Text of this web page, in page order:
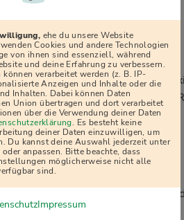
im Monat, abends)
Jahr verteilen
haben Familie. Dienstpläne,
Beruf und Privatleben in aller
dich kein Geld – im Gegenteil,
ehe du unsere Website
Cookies und andere Technologien
von ihnen sind essenziell, während
und deine Erfahrung zu verbessern.
können verarbeitet werden (z. B. IP-
Anzeigen und Inhalte oder die
Inhalten. Dabei können Daten
Union übertragen und dort verarbeitet
über die Verwendung deiner Daten
. Es besteht keine
deiner Daten einzuwilligen, um
Du kannst deine Auswahl jederzeit unter
anpassen. Bitte beachte, dass
möglicherweise nicht alle
sind.
Impressum